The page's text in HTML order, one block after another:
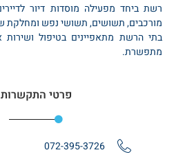
רשת ביחד מפעילה מוסדות דיור
מורכבים, תשושים, תשושי נפש ומחלקת
בתי הרשת מתאפיינים בטיפול ושירות
מתפשרת.
פרטי התקשרות
072-395-3726